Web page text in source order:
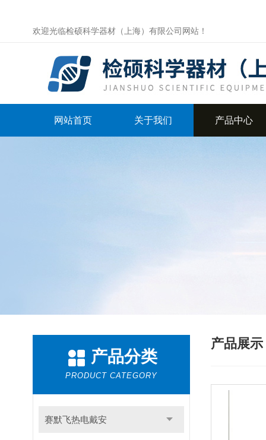
欢迎光临检硕科学器材（上海）有限公司网站！
网站首页 关于我们 产品中心
产品分类
PRODUCT CATEGORY
赛默飞热电戴安
产品展示